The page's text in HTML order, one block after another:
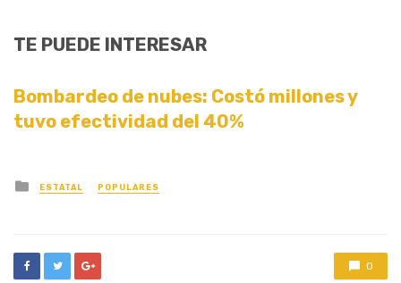
TE PUEDE INTERESAR
Bombardeo de nubes: Costó millones y
tuvo efectividad del 40%
Posted
in
ESTATAL POPULARES
0